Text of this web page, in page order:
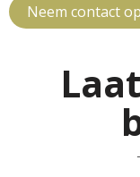
Neem contact op